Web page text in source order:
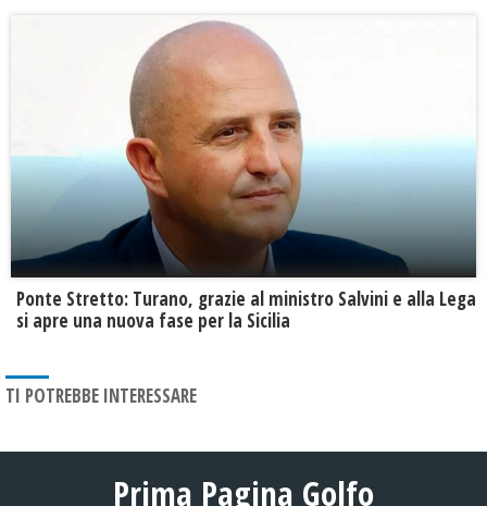
Ponte Stretto: Turano, grazie al ministro Salvini e alla Lega
si apre una nuova fase per la Sicilia
TI POTREBBE INTERESSARE
Prima Pagina Golfo